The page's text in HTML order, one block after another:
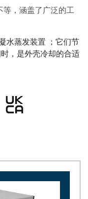
等，涵盖了广泛的工
水蒸发装置 ；它们节
，是外壳冷却的合适